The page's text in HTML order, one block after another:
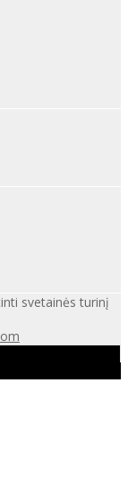
svetainės turinį